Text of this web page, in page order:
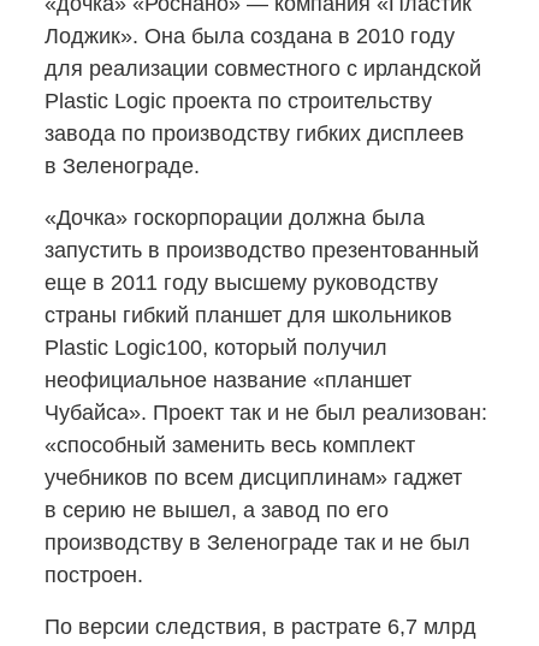
Лоджик». Она была создана в 2010 году
для реализации совместного с ирландской
Plastic Logic проекта по строительству
завода по производству гибких дисплеев
в Зеленограде.
«Дочка» госкорпорации должна была
запустить в производство презентованный
еще в 2011 году высшему руководству
страны гибкий планшет для школьников
Plastic Logic100, который получил
неофициальное название «планшет
Чубайса». Проект так и не был реализован:
«способный заменить весь комплект
учебников по всем дисциплинам» гаджет
в серию не вышел, а завод по его
производству в Зеленограде так и не был
построен.
По версии следствия, в растрате 6,7 млрд